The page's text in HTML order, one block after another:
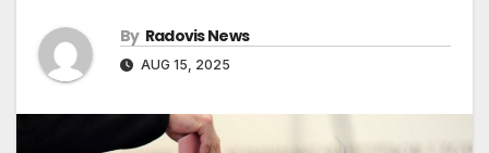
By Radovis News
AUG 15, 2025